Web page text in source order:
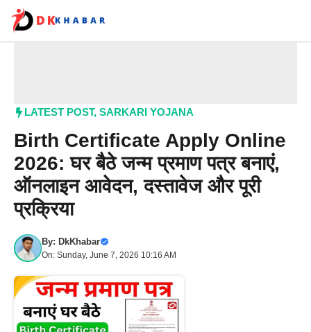
content
LATEST POST, SARKARI YOJANA
Birth Certificate Apply Online
2026: घर बैठे जन्म प्रमाण पत्र बनाएं,
ऑनलाइन आवेदन, दस्तावेज और पूरी
प्रक्रिया
By: DkKhabar
On: Sunday, June 7, 2026 10:16 AM